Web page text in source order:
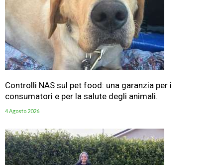
Controlli NAS sul pet food: una garanzia per i
consumatori e per la salute degli animali.
4 Agosto 2026